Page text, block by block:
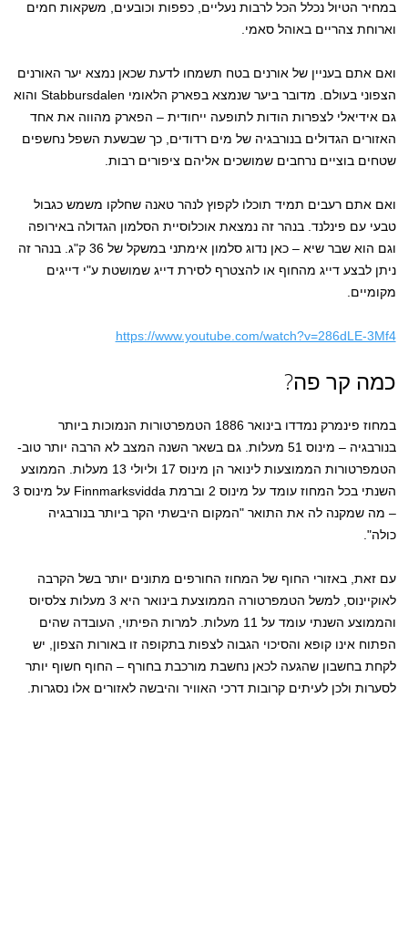
במחיר הטיול נכלל הכל לרבות נעליים, כפפות וכובעים, משקאות חמים
וארוחת צהריים באוהל סאמי.
ואם אתם בעניין של אורנים בטח תשמחו לדעת שכאן נמצא יער האורנים
הצפוני בעולם. מדובר ביער שנמצא בפארק הלאומי Stabbursdalen והוא
גם אידיאלי לצפרות הודות לתופעה ייחודית – הפארק מהווה את אחד
האזורים הגדולים בנורבגיה של מים רדודים, כך שבשעת השפל נחשפים
שטחים בוציים נרחבים שמושכים אליהם ציפורים רבות.
ואם אתם רעבים תמיד תוכלו לקפוץ לנהר טאנה שחלקו משמש כגבול
טבעי עם פינלנד. בנהר זה נמצאת אוכלוסיית הסלמון הגדולה באירופה
וגם הוא שבר שיא – כאן נדוג סלמון אימתני במשקל של 36 ק"ג. בנהר זה
ניתן לבצע דייג מהחוף או להצטרף לסירת דייג שמושטת ע"י דייגים
מקומיים.
https://www.youtube.com/watch?v=286dLE-3Mf4
כמה קר פה?
במחוז פינמרק נמדדו בינואר 1886 הטמפרטורות הנמוכות ביותר
בנורבגיה – מינוס 51 מעלות. גם בשאר השנה המצב לא הרבה יותר טוב-
הטמפרטורות הממוצעות לינואר הן מינוס 17 וליולי 13 מעלות. הממוצע
השנתי בכל המחוז עומד על מינוס 2 וברמת Finnmarksvidda על מינוס 3
– מה שמקנה לה את התואר "המקום היבשתי הקר ביותר בנורבגיה
כולה".
עם זאת, באזורי החוף של המחוז החורפים מתונים יותר בשל הקרבה
לאוקיינוס, למשל הטמפרטורה הממוצעת בינואר היא 3 מעלות צלסיוס
והממוצע השנתי עומד על 11 מעלות. למרות הפיתוי, העובדה שהים
הפתוח אינו קופא והסיכוי הגבוה לצפות בתקופה זו באורות הצפון, יש
לקחת בחשבון שהגעה לכאן נחשבת מורכבת בחורף – החוף חשוף יותר
לסערות ולכן לעיתים קרובות דרכי האוויר והיבשה לאזורים אלו נסגרות.